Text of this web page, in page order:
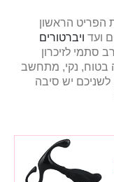
הפריט הראשון
ועד ויברטורים
סתמי לזיכרון
בטוח, נקי, מתחשב
לשניכם יש סיבה